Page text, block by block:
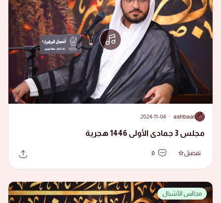
A
ashbaal
·
2024-11-04
مجلس 3 جمادى الأولى 1446 هجرية
تفضيل 0
مجالس الأشبال